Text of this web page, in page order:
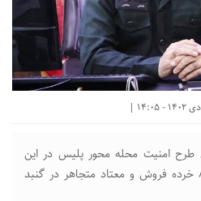
طرح امنیت محله محور پلیس در این
شهرستان خبر داد و گفت: ۸۲ خرده فروش و معتاد متجاهر در گنبد